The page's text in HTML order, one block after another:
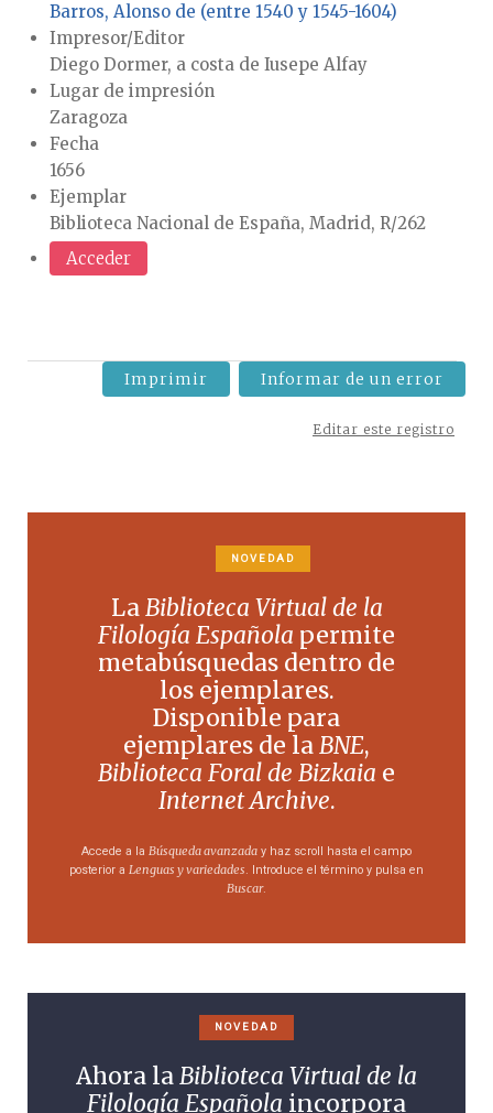
Barros, Alonso de (entre 1540 y 1545-1604)
Impresor/Editor
Diego Dormer, a costa de Iusepe Alfay
Lugar de impresión
Zaragoza
Fecha
1656
Ejemplar
Biblioteca Nacional de España, Madrid, R/262
Acceder
Imprimir Informar de un error
Editar este registro
NOVEDAD
LaBiblioteca Virtual de la
Filología Española permite
metabúsquedas dentro de
los ejemplares.
Disponible para
ejemplares de laBNE,
Biblioteca Foral de Bizkaia e
Internet Archive.
Accede a la Búsqueda avanzada y haz scroll hasta el campo
posterior a Lenguas y variedades . Introduce el término y pulsa en
Buscar.
NOVEDAD
Ahora laBiblioteca Virtual de la
Filología Española incorpora